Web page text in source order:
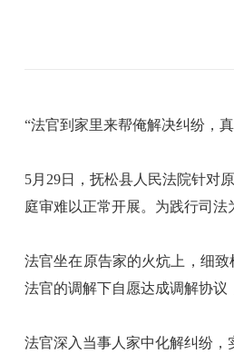
“法官到家里来帮俺解决纠纷，
5月29日，抚松县人民法院针对
庭审难以正常开展。为践行司
法官坐在原告家的火炕上，细
法官的调解下自愿达成调解协议
法官深入当事人家中化解纠纷